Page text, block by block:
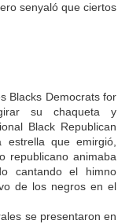
senyaló que ciertos
Blacks Democrats for
su chaqueta y
Black Republican
que emirgió,
republicano animaba
cantando el himno
de los negros en el
se presentaron en